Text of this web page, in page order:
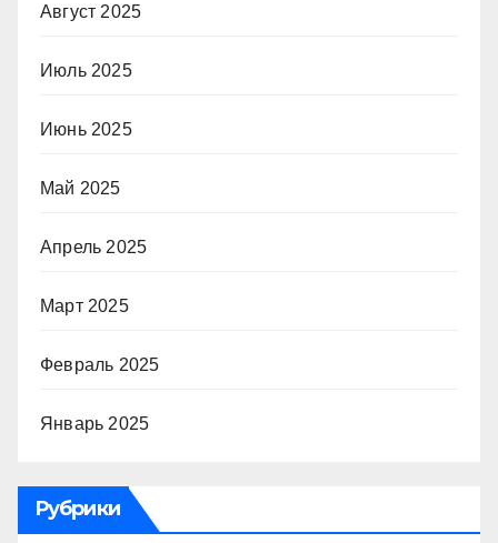
Август 2025
Июль 2025
Июнь 2025
Май 2025
Апрель 2025
Март 2025
Февраль 2025
Январь 2025
Рубрики